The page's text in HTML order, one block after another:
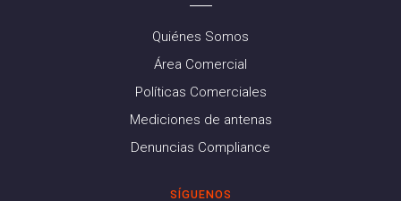
Quiénes Somos
Área Comercial
Políticas Comerciales
Mediciones de antenas
Denuncias Compliance
SÍGUENOS